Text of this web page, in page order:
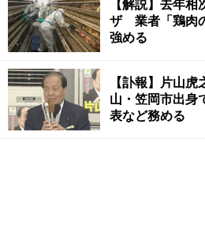
【解説】去年
ザ 業者「鶏肉
強める
【訃報】片山
山・笠岡市出身
表など務める